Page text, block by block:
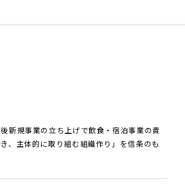
新規事業の立ち上げで飲食・宿泊事業の責
、主体的に取り組む組織作り」を信条のも